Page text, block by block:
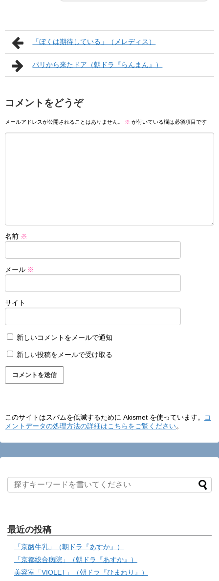
「ぼくは期待している」（メレディス）
パリから来たドア（朝ドラ『らんまん』）
コメントをどうぞ
メールアドレスが公開されることはありません。 ※ が付いている欄は必須項目です
名前 ※
メール ※
サイト
新しいコメントをメールで通知
新しい投稿をメールで受け取る
このサイトはスパムを低減するために Akismet を使っています。
コ
メントデータの処理方法の詳細はこちらをご覧ください。
最近の投稿
「京酪牛乳」（朝ドラ『あすか』）
「京都総合病院」（朝ドラ『あすか』）
美容室「VIOLET」（朝ドラ『ひまわり』）